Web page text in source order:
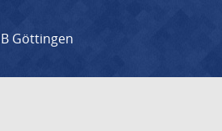
Göttingen